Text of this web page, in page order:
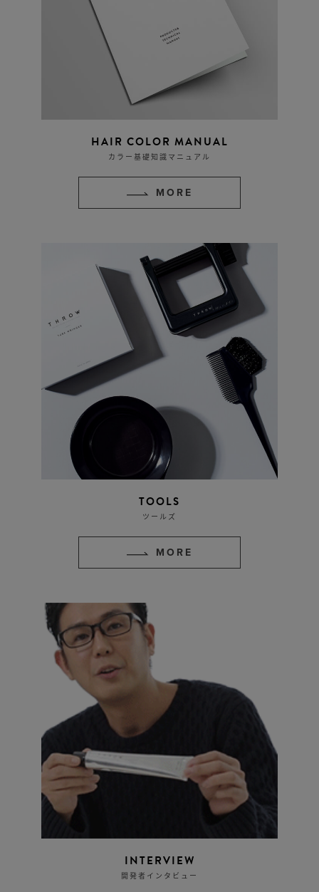
HAIR COLOR MANUAL
カラー基礎知識マニュアル
MORE
TOOLS
ツールズ
MORE
INTERVIEW
開発者インタビュー